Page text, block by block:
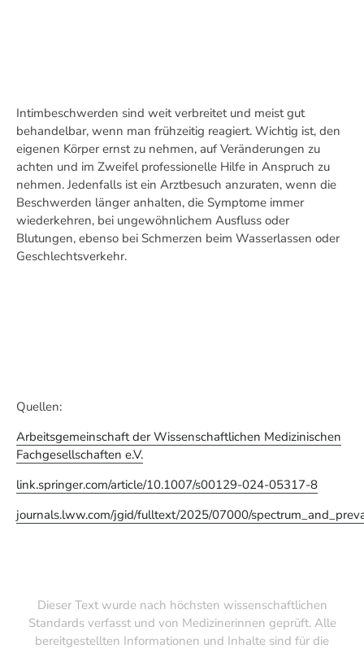
Intimbeschwerden sind weit verbreitet und meist gut
behandelbar, wenn man frühzeitig reagiert. Wichtig ist, den
eigenen Körper ernst zu nehmen, auf Veränderungen zu
achten und im Zweifel professionelle Hilfe in Anspruch zu
nehmen. Jedenfalls ist ein Arztbesuch anzuraten, wenn die
Beschwerden länger anhalten, die Symptome immer
wiederkehren, bei ungewöhnlichem Ausfluss oder
Blutungen, ebenso bei Schmerzen beim Wasserlassen oder
Geschlechtsverkehr.
Quellen:
Arbeitsgemeinschaft der Wissenschaftlichen Medizinischen
Fachgesellschaften e.V.
link.springer.com/article/10.1007/s00129-024-05317-8
journals.lww.com/jgid/fulltext/2025/07000/
Dieser Text wurde nach höchsten wissenschaftlichen
Standards verfasst und von Medizinerinnen geprüft. Alle
bereitgestellten Informationen und Inhalte sind für die